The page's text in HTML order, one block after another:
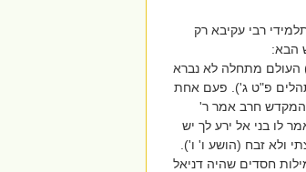
שנקרא ונזכור את הכתוב הבא בימי ספירת העומר בה נהרגו 24000 תלמידי רבי עקיבא רק
הבא:
העולם מתחלה לא נברא
פ"ט ג'). פעם אחת
המקדש חרב אמר ר'
לו בני אל ירע לך יש
ולא זבח (הושע ו' ו').
חסדים שהיה דניאל